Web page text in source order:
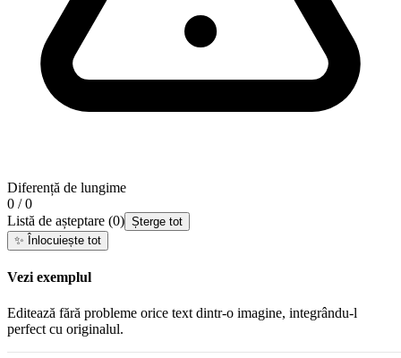
Diferență de lungime
0 / 0
Listă de așteptare (0) Șterge tot
✨ Înlocuiește tot
Vezi exemplul
Editează fără probleme orice text dintr-o imagine, integrându-l
perfect cu originalul.